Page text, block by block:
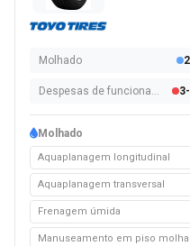
Molhado 2
Despesas de funcionamento 3-
Molhado
Aquaplanagem longitudinal
Aquaplanagem transversal
Frenagem úmida
Manuseamento em piso